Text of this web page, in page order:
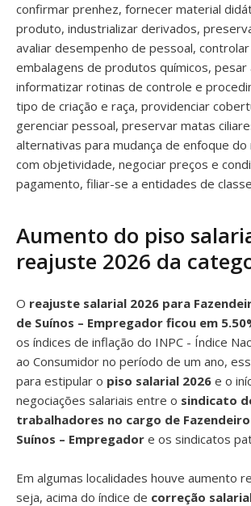
confirmar prenhez, fornecer material
produto, industrializar derivados,
avaliar desempenho de pessoal,
embalagens de produtos químicos, pesar
informatizar rotinas de controle e
tipo de criação e raça, providenciar
gerenciar pessoal, preservar matas
alternativas para mudança de enfoque do
com objetividade, negociar preços e
pagamento, filiar-se a entidades de
Aumento do piso
reajuste 2026 da
O reajuste salarial 2026 para
de Suínos – Empregador ficou em
os índices de inflação do INPC - Índice
ao Consumidor no período de um ano,
para estipular o piso salarial 2026 e o
negociações salariais entre o sindicato
trabalhadores no cargo de
Suínos – Empregador e os sindicatos
Em algumas localidades houve aumento
seja, acima do índice de correção